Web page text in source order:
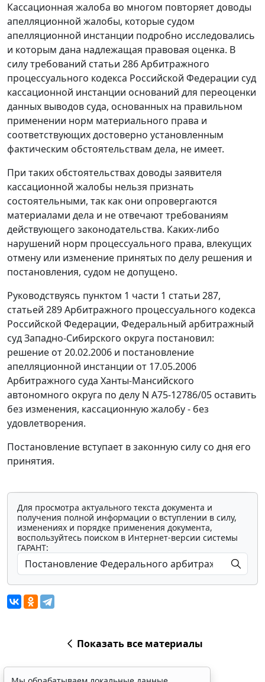
Кассационная жалоба во многом повторяет доводы
апелляционной жалобы, которые судом
апелляционной инстанции подробно исследовались
и которым дана надлежащая правовая оценка. В
силу требований статьи 286Арбитражного
процессуального кодекса Российской Федерации суд
кассационной инстанции оснований для переоценки
данных выводов суда, основанных на правильном
применении норм материального права и
соответствующих достоверно установленным
фактическим обстоятельствам дела, не имеет.
При таких обстоятельствах доводы заявителя
кассационной жалобы нельзя признать
состоятельными, так как они опровергаются
материалами дела и не отвечают требованиям
действующего законодательства. Каких-либо
нарушений норм процессуального права, влекущих
отмену или изменение принятых по делу решения и
постановления, судом не допущено.
Руководствуясь пунктом 1 части 1 статьи 287,
статьей 289Арбитражного процессуального кодекса
Российской Федерации, Федеральный арбитражный
суд Западно-Сибирского округа постановил:
решение от 20.02.2006 и постановление
апелляционной инстанции от 17.05.2006
Арбитражного суда Ханты-Мансийского
автономного округа по делу N А75-12786/05 оставить
без изменения, кассационную жалобу - без
удовлетворения.
Постановление вступает в законную силу со дня его
принятия.
Для просмотра актуального текста документа и
получения полной информации о вступлении в силу,
изменениях и порядке применения документа,
воспользуйтесь поиском в Интернет-версии системы
ГАРАНТ:
Показать все материалы